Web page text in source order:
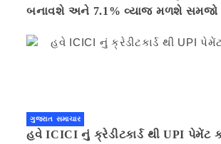
બનાવશે અને 7.1% વ્યાજ મળશે સમજો
ગુજરાત સમાચાર
હવે ICICI નું ક્રેડીટકાર્ડ થી UPI પેમેંટ